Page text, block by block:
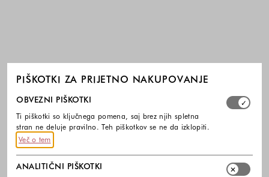
PIŠKOTKI ZA PRIJETNO NAKUPOVANJE
Izberite, katere skupine piškotkov dovolite. Obvezni
OBVEZNI PIŠKOTKI
Ti piškotki so ključnega pomena, saj brez njih spletna
stran ne deluje pravilno. Teh piškotkov se ne da izklopiti.
Več o tem
ANALITIČNI PIŠKOTKI